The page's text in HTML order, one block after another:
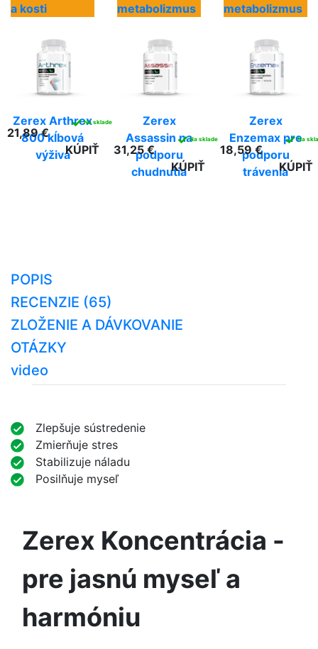
a kosti
Zerex Arthrex
800 kĺbová
výživa
21,89 €
✓ Na sklade
KÚPIŤ
metabolizmus
Zerex
Assassin na
podporu
chudnutia
31,25 €
✓ Na sklade
KÚPIŤ
metabolizmus
Zerex
Enzemax pre
podporu
trávenia
18,59 €
✓ Na
KÚPIŤ
POPIS
RECENZIE (65)
ZLOŽENIE A DÁVKOVANIE
OTÁZKY
video
Zlepšuje sústredenie
Zmierňuje stres
Stabilizuje náladu
Posilňuje myseľ
Zerex Koncentrácia -
pre jasnú myseľ a
harmóniu